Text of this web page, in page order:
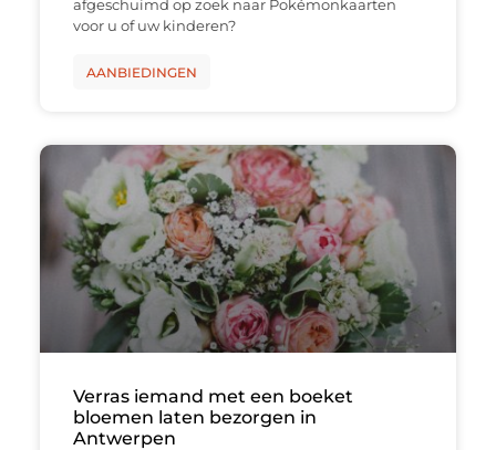
afgeschuimd op zoek naar Pokémonkaarten
voor u of uw kinderen?
AANBIEDINGEN
Verras iemand met een boeket
bloemen laten bezorgen in
Antwerpen